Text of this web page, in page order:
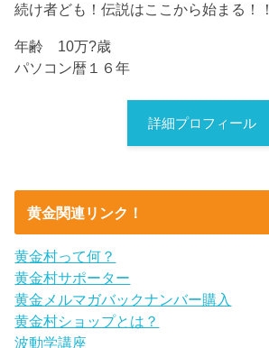
続け者ども！伝説はここから始まる！！
年齢 10万?歳
パソコン暦１６年
詳細プロフィール
黄金関連リンク！
黄金村って何？
黄金村サポーター
黄金メルマガバックナンバー購入
黄金村ショップとは？
波動学講座